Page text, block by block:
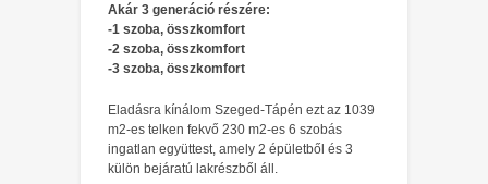
Akár 3 generáció részére:
-1 szoba, összkomfort
-2 szoba, összkomfort
-3 szoba, összkomfort
Eladásra kínálom Szeged-Tápén ezt az 1039
m2-es telken fekvő 230 m2-es 6 szobás
ingatlan együttest, amely 2 épületből és 3
külön bejáratú lakrészből áll.